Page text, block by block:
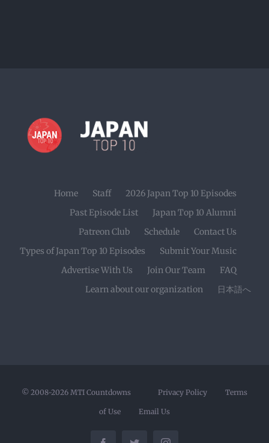
Home Staff
2026 Japan Top 10 Episodes
Past Episode List
Japan Top 10 Alumni
Patreon Club
Schedule
Contact Us
Types of Japan Top 10 Episodes
Submit Your Music
Advertise With Us
Join Our Team
FAQ
Learn about our organization
日本語へ
© 2008-2026 MTI Countdowns Privacy Policy Terms
of Use Email Us